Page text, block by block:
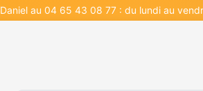
Daniel au 04 65 43 08 77 : du lundi au